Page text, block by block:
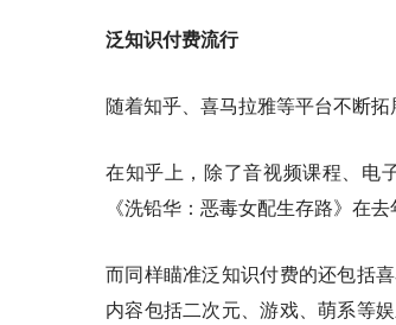
泛知识付费流行
随着知乎、喜马拉雅等平台不断
在知乎上，除了音视频课程、电
《洗铅华：恶毒女配生存路》在
而同样瞄准泛知识付费的还包括
内容包括二次元、游戏、萌系等